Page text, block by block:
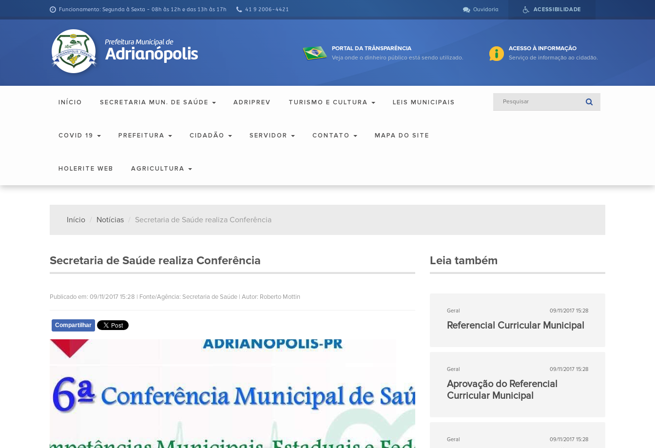
Funcionamento: Segunda à Sexta - 08h às 12h e das 13h às 17h 41 9 2006-4421 ACESSIBILIDADE
Ouvidoria
PORTAL DA TRÂNSPARÊNCIA
Veja onde o dinheiro público está sendo utilizado.
ACESSO À INFORMAÇÃO
Serviço de informação ao cidadão.
INÍCIO SECRETARIA MUN. DE SAÚDE ADRIPREV TURISMO E CULTURA LEIS MUNICIPAIS
COVID 19 PREFEITURA CIDADÃO SERVIDOR CONTATO MAPA DO SITE
HOLERITE WEB AGRICULTURA
Início Notícias Secretaria de Saúde realiza Conferência
Secretaria de Saúde realiza Conferência
Publicado em: 09/11/2017 15:28 | Fonte/Agência: Secretaria de Saúde | Autor: Roberto Mottin
Compartilhar
Leia também
Geral 09/11/2017 15:28
Referencial Curricular Municipal
Geral 09/11/2017 15:28
Aprovação do Referencial
Curricular Municipal
Geral 09/11/2017 15:28